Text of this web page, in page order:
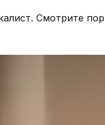
Смотрите